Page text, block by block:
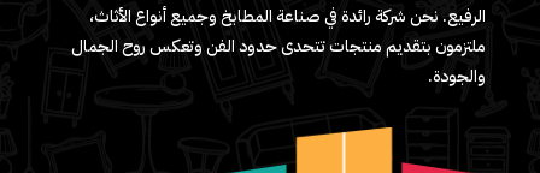
الرفيع. نحن شركة رائدة في صناعة المطابخ وجميع أنواع الأثاث،
ملتزمون بتقديم منتجات تتحدى حدود الفن وتعكس روح الجمال
والجودة.